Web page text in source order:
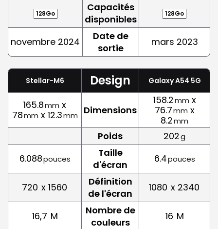
128Go
Capacités
disponibles
128Go
novembre 2024
Date de
sortie
mars 2023
Stellar-M6 Design Galaxy A54 5G
165.8mm x
78mm x 12.3mm Dimensions
158.2mm x
76.7mm x
8.2mm
Poids 202g
6.088pouces
Taille
d'écran
6.4pouces
720 x 1560
Définition
de l'écran
1080 x 2340
16,7 M
Nombre de
couleurs
16 M